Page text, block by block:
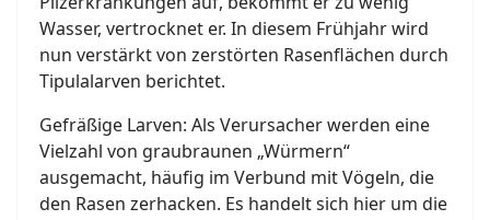
Wasser, vertrocknet er. In diesem Frühjahr wird
nun verstärkt von zerstörten Rasenflächen durch
Tipulalarven berichtet.
Gefräßige Larven: Als Verursacher werden eine
Vielzahl von graubraunen „Würmern“
ausgemacht, häufig im Verbund mit Vögeln, die
den Rasen zerhacken. Es handelt sich hier um die